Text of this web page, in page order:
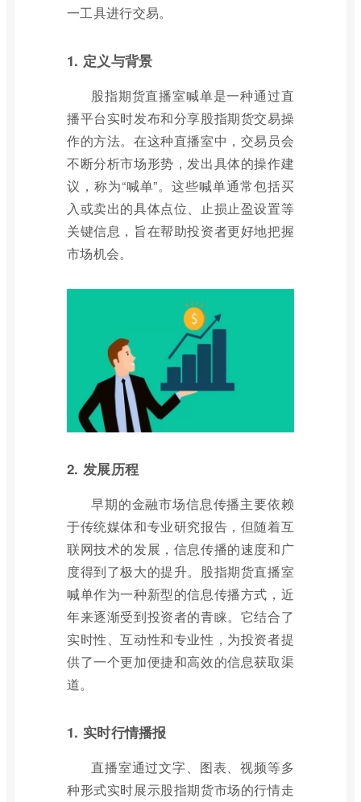
一工具进行交易。
1. 定义与背景
股指期货直播室喊单是一种通过直
播平台实时发布和分享股指期货交易操
作的方法。在这种直播室中，交易员会
不断分析市场形势，发出具体的操作建
议，称为“喊单”。这些喊单通常包括买
入或卖出的具体点位、止损止盈设置等
关键信息，旨在帮助投资者更好地把握
市场机会。
2. 发展历程
早期的金融市场信息传播主要依赖
于传统媒体和专业研究报告，但随着互
联网技术的发展，信息传播的速度和广
度得到了极大的提升。股指期货直播室
喊单作为一种新型的信息传播方式，近
年来逐渐受到投资者的青睐。它结合了
实时性、互动性和专业性，为投资者提
供了一个更加便捷和高效的信息获取渠
道。
1. 实时行情播报
直播室通过文字、图表、视频等多
种形式实时展示股指期货市场的行情走